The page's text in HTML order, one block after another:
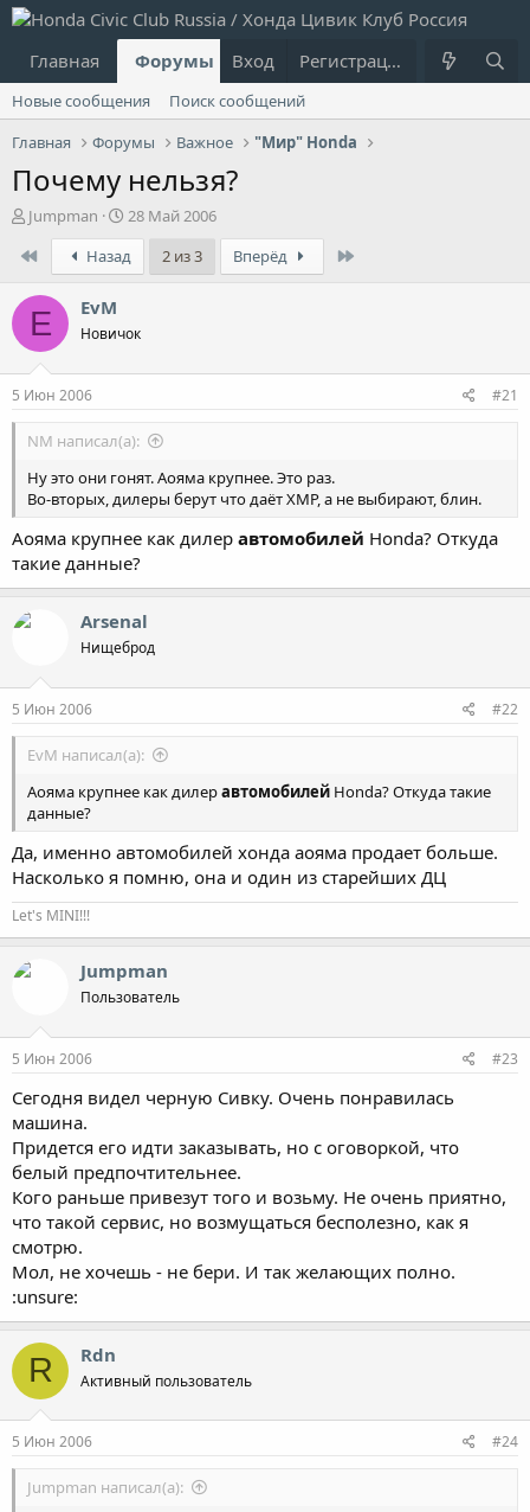
Главная Форумы Что нового?
Вход Регистрация
Новые сообщения
Поиск сообщений
Главная
Форумы Важное "Мир" Honda
Почему нельзя?
А
т
р
е
ы
Jumpman
Д
а
т
а
ч
28 Май 2006
Назад 2 из 3 Вперёд
E EvM
Новичок
5 Июн 2006 #21
NM написал(а):
Ну это они гонят. Аояма крупнее. Это раз.
Во-вторых, дилеры берут что даёт ХМР, а не выбирают, блин.
Аояма крупнее как дилер автомобилей Honda? Откуда
такие данные?
Arsenal
Нищеброд
5 Июн 2006 #22
EvM написал(а):
Аояма крупнее как дилеравтомобилей Honda? Откуда такие
данные?
Да, именно автомобилей хонда аояма продает больше.
Насколько я помню, она и один из старейших ДЦ
Let's MINI!!!
Jumpman
Пользователь
5 Июн 2006 #23
Сегодня видел черную Сивку. Очень понравилась
машина.
Придется его идти заказывать, но с оговоркой, что
белый предпочтительнее.
Кого раньше привезут того и возьму. Не очень приятно,
что такой сервис, но возмущаться бесполезно, как я
смотрю.
Мол, не хочешь - не бери. И так желающих полно.
:unsure:
R Rdn
Активный пользователь
5 Июн 2006 #24
Jumpman написал(а):